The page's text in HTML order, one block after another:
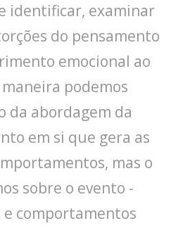
identificar, examinar
do pensamento
emocional ao
podemos
da abordagem da
em si que gera as
mas o
sobre o evento -
e comportamentos